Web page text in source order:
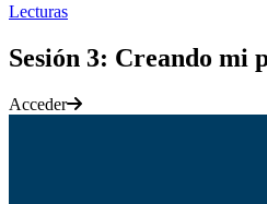
Lecturas
Sesión 3: Creando mi
Acceder